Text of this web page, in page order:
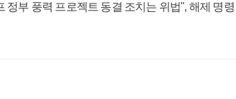
정부 풍력 프로젝트 동결 조치는 위법", 해제 명령